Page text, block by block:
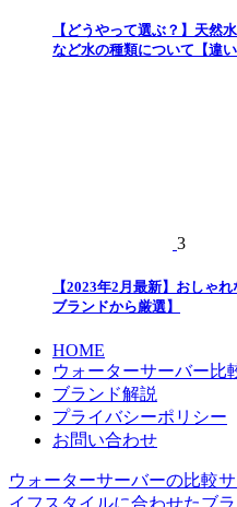
【どうやって選ぶ？】天然
など水の種類について【違
3
【2023年2月最新】おしゃ
ブランドから厳選】
HOME
ウォーターサーバー比
ブランド解説
プライバシーポリシー
お問い合わせ
ウォーターサーバーの比較
イフスタイルに合わせたブ